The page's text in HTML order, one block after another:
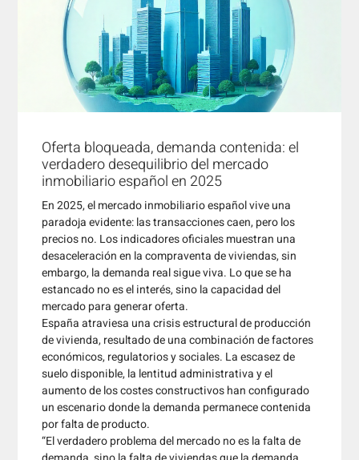
Oferta bloqueada, demanda contenida: el
verdadero desequilibrio del mercado
inmobiliario español en 2025
En 2025, el mercado inmobiliario español vive una
paradoja evidente: las transacciones caen, pero los
precios no. Los indicadores oficiales muestran una
desaceleración en la compraventa de viviendas, sin
embargo, la demanda real sigue viva. Lo que se ha
estancado no es el interés, sino la capacidad del
mercado para generar oferta.
España atraviesa una crisis estructural de producción
de vivienda, resultado de una combinación de factores
económicos, regulatorios y sociales. La escasez de
suelo disponible, la lentitud administrativa y el
aumento de los costes constructivos han configurado
un escenario donde la demanda permanece contenida
por falta de producto.
“El verdadero problema del mercado no es la falta de